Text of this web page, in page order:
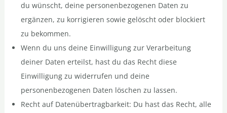
du wünscht, deine personenbezogenen Daten zu
ergänzen, zu korrigieren sowie gelöscht oder blockiert
zu bekommen.
Wenn du uns deine Einwilligung zur Verarbeitung
deiner Daten erteilst, hast du das Recht diese
Einwilligung zu widerrufen und deine
personenbezogenen Daten löschen zu lassen.
Recht auf Datenübertragbarkeit: Du hast das Recht, alle